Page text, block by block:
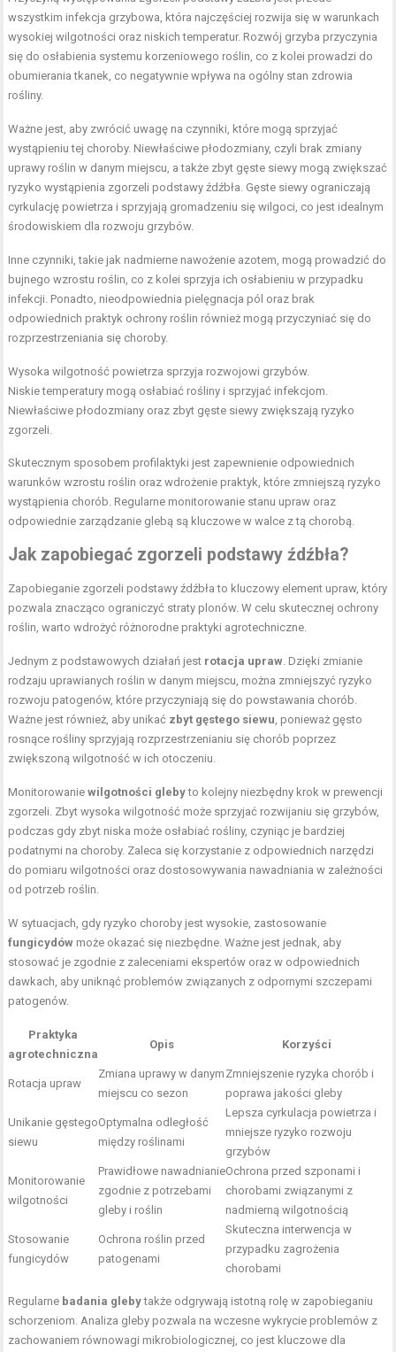
wszystkim infekcja grzybowa, która najczęściej rozwija się w warunkach
wysokiej wilgotności oraz niskich temperatur. Rozwój grzyba przyczynia
się do osłabienia systemu korzeniowego roślin, co z kolei prowadzi do
obumierania tkanek, co negatywnie wpływa na ogólny stan zdrowia
rośliny.
Ważne jest, aby zwrócić uwagę na czynniki, które mogą sprzyjać
wystąpieniu tej choroby. Niewłaściwe płodozmiany, czyli brak zmiany
uprawy roślin w danym miejscu, a także zbyt gęste siewy mogą zwiększać
ryzyko wystąpienia zgorzeli podstawy źdźbła. Gęste siewy ograniczają
cyrkulację powietrza i sprzyjają gromadzeniu się wilgoci, co jest idealnym
środowiskiem dla rozwoju grzybów.
Inne czynniki, takie jak nadmierne nawożenie azotem, mogą prowadzić do
bujnego wzrostu roślin, co z kolei sprzyja ich osłabieniu w przypadku
infekcji. Ponadto, nieodpowiednia pielęgnacja pól oraz brak
odpowiednich praktyk ochrony roślin również mogą przyczyniać się do
rozprzestrzeniania się choroby.
Wysoka wilgotność powietrza sprzyja rozwojowi grzybów.
Niskie temperatury mogą osłabiać rośliny i sprzyjać infekcjom.
Niewłaściwe płodozmiany oraz zbyt gęste siewy zwiększają ryzyko
zgorzeli.
Skutecznym sposobem profilaktyki jest zapewnienie odpowiednich
warunków wzrostu roślin oraz wdrożenie praktyk, które zmniejszą ryzyko
wystąpienia chorób. Regularne monitorowanie stanu upraw oraz
odpowiednie zarządzanie glebą są kluczowe w walce z tą chorobą.
Jak zapobiegać zgorzeli podstawy źdźbła?
Zapobieganie zgorzeli podstawy źdźbła to kluczowy element upraw, który
pozwala znacząco ograniczyć straty plonów. W celu skutecznej ochrony
roślin, warto wdrożyć różnorodne praktyki agrotechniczne.
Jednym z podstawowych działań jest rotacja upraw. Dzięki zmianie
rodzaju uprawianych roślin w danym miejscu, można zmniejszyć ryzyko
rozwoju patogenów, które przyczyniają się do powstawania chorób.
Ważne jest również, aby unikać zbyt gęstego siewu, ponieważ gęsto
rosnące rośliny sprzyjają rozprzestrzenianiu się chorób poprzez
zwiększoną wilgotność w ich otoczeniu.
Monitorowaniewilgotności glebyto kolejny niezbędny krok w prewencji
zgorzeli. Zbyt wysoka wilgotność może sprzyjać rozwijaniu się grzybów,
podczas gdy zbyt niska może osłabiać rośliny, czyniąc je bardziej
podatnymi na choroby. Zaleca się korzystanie z odpowiednich narzędzi
do pomiaru wilgotności oraz dostosowywania nawadniania w zależności
od potrzeb roślin.
W sytuacjach, gdy ryzyko choroby jest wysokie, zastosowanie
fungicydów może okazać się niezbędne. Ważne jest jednak, aby
stosować je zgodnie z zaleceniami ekspertów oraz w odpowiednich
dawkach, aby uniknąć problemów związanych z odpornymi szczepami
patogenów.
Praktyka
agrotechniczna
Opis Korzyści
Rotacja upraw
Zmiana uprawy w danym
miejscu co sezon
Zmniejszenie ryzyka chorób i
poprawa jakości gleby
Unikanie gęstego
siewu
Optymalna odległość
między roślinami
Lepsza cyrkulacja powietrza i
mniejsze ryzyko rozwoju
grzybów
Monitorowanie
wilgotności
Prawidłowe nawadnianie
zgodnie z potrzebami
gleby i roślin
Ochrona przed szponami i
chorobami związanymi z
nadmierną wilgotnością
Stosowanie
fungicydów
Ochrona roślin przed
patogenami
Skuteczna interwencja w
przypadku zagrożenia
chorobami
Regularne badania glebytakże odgrywają istotną rolę w zapobieganiu
schorzeniom. Analiza gleby pozwala na wczesne wykrycie problemów z
zachowaniem równowagi mikrobiologicznej, co jest kluczowe dla